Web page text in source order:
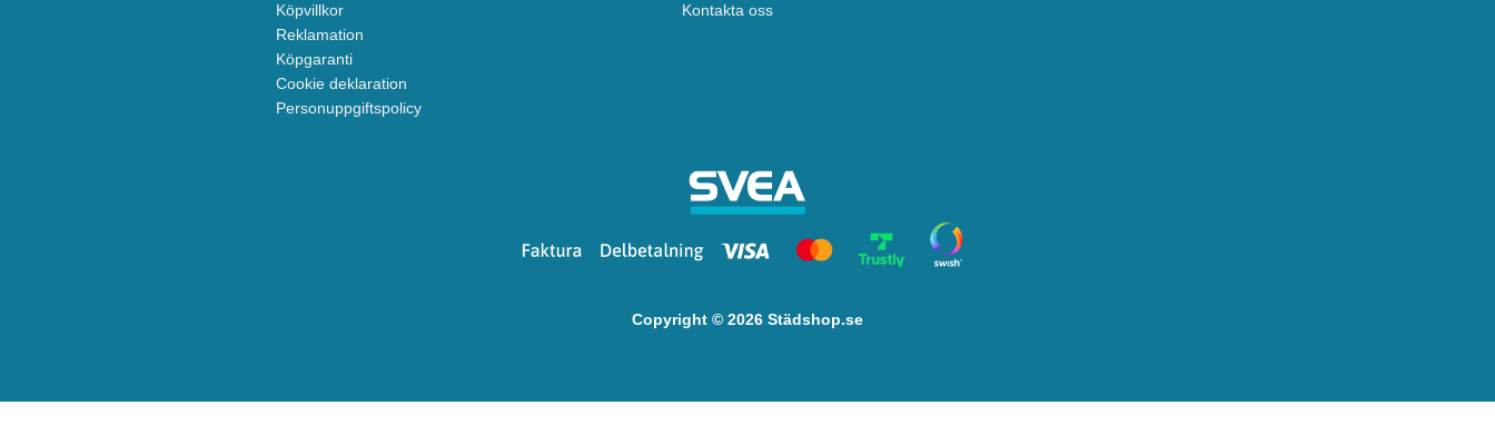
Köpvillkor
Reklamation
Köpgaranti
Cookie deklaration
Personuppgiftspolicy
Kontakta oss
Copyright © 2026 Städshop.se